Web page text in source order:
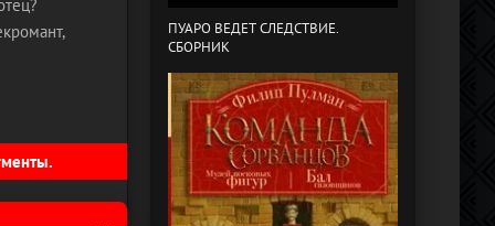
ПУАРО ВЕДЕТ СЛЕДСТВИЕ.
СБОРНИК